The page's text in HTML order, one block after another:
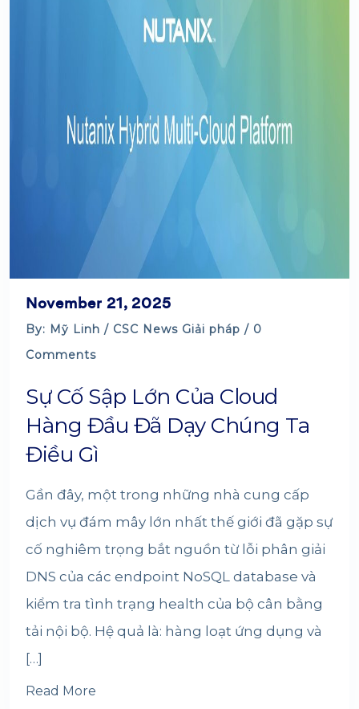
November 21, 2025
By: Mỹ Linh / CSC News Giải pháp / 0
Comments
Sự Cố Sập Lớn Của Cloud
Hàng Đầu Đã Dạy Chúng Ta
Điều Gì
Gần đây, một trong những nhà cung cấp
dịch vụ đám mây lớn nhất thế giới đã gặp sự
cố nghiêm trọng bắt nguồn từ lỗi phân giải
DNS của các endpoint NoSQL database và
kiểm tra tình trạng health của bộ cân bằng
tải nội bộ. Hệ quả là: hàng loạt ứng dụng và
[…]
Read More